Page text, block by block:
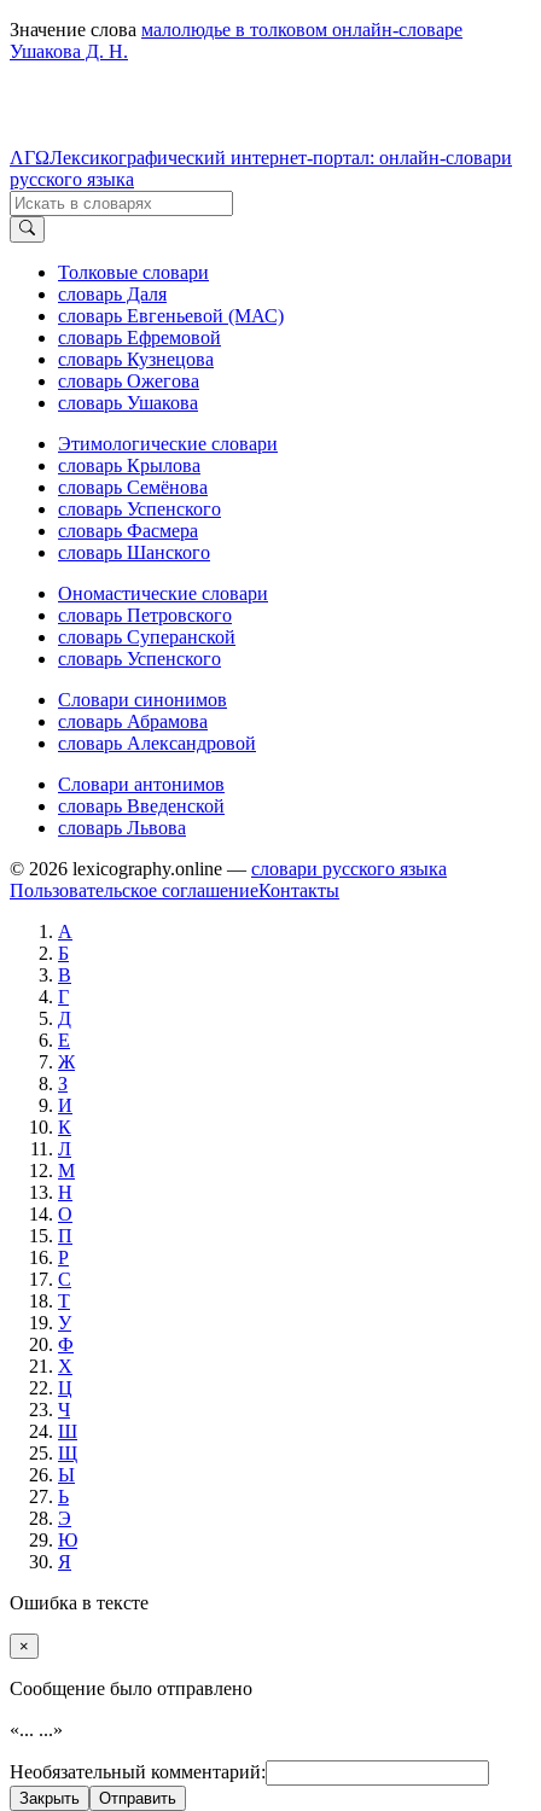
Значение слова малолюдье в толковом онлайн-словаре
Ушакова Д. Н.
ΛΓΩЛексикографический интернет-портал: онлайн-словари
русского языка
Толковые словари
словарь Даля
словарь Евгеньевой (МАС)
словарь Ефремовой
словарь Кузнецова
словарь Ожегова
словарь Ушакова
Этимологические словари
словарь Крылова
словарь Семёнова
словарь Успенского
словарь Фасмера
словарь Шанского
Ономастические словари
словарь Петровского
словарь Суперанской
словарь Успенского
Словари синонимов
словарь Абрамова
словарь Александровой
Словари антонимов
словарь Введенской
словарь Львова
© 2026 lexicography.online — словари русского языка
Пользовательское соглашениеКонтакты
А
Б
В
Г
Д
Е
Ж
З
И
К
Л
М
Н
О
П
Р
С
Т
У
Ф
Х
Ц
Ч
Ш
Щ
Ы
Ь
Э
Ю
Я
Ошибка в тексте
×
Cообщение было отправлено
«... ...»
Необязательный комментарий:
Закрыть Отправить